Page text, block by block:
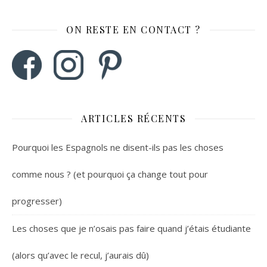
ON RESTE EN CONTACT ?
ARTICLES RÉCENTS
Pourquoi les Espagnols ne disent-ils pas les choses
comme nous ? (et pourquoi ça change tout pour
progresser)
Les choses que je n’osais pas faire quand j’étais étudiante
(alors qu’avec le recul, j’aurais dû)